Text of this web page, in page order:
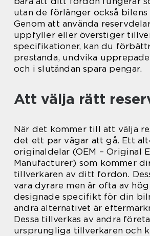
utan de förlänger också bilens
Genom att använda
uppfyller eller överstiger
specifikationer, kan du
prestanda, undvika
och i slutändan spara pengar.
Att välja rätt
När det kommer till att välja
det ett par vägar att gå. Ett
originaldelar (OEM – Original
Manufacturer) som kommer
tillverkaren av ditt fordon.
vara dyrare men är ofta av
designade specifikt för din
andra alternativet är
Dessa tillverkas av andra
ursprungliga tillverkaren och